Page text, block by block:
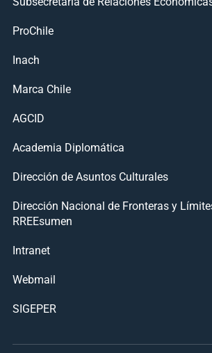
ProChile
Inach
Marca Chile
AGCID
Academia Diplomática
Dirección de Asuntos Culturales
Dirección Nacional de Fronteras y
RREEsumen
Intranet
Webmail
SIGEPER